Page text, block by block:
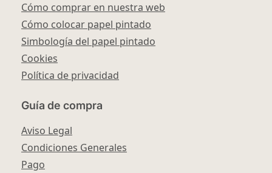
Cómo comprar en nuestra web
Cómo colocar papel pintado
Simbología del papel pintado
Cookies
Política de privacidad
Guía de compra
Aviso Legal
Condiciones Generales
Pago